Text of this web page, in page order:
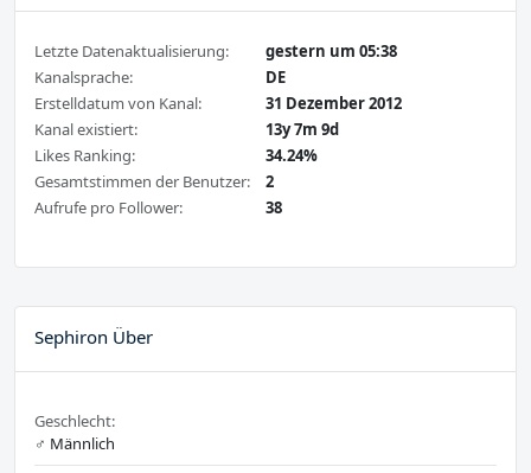
Letzte Datenaktualisierung:
gestern um 05:38
Kanalsprache:
DE
Erstelldatum von Kanal:
31 Dezember 2012
Kanal existiert:
13y 7m 9d
Likes Ranking:
34.24%
Gesamtstimmen der Benutzer:
2
Aufrufe pro Follower:
38
Sephiron Über
Geschlecht:
♂️ Männlich